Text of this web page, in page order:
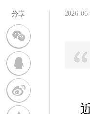
分享 2026-